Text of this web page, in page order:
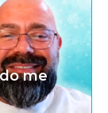
me